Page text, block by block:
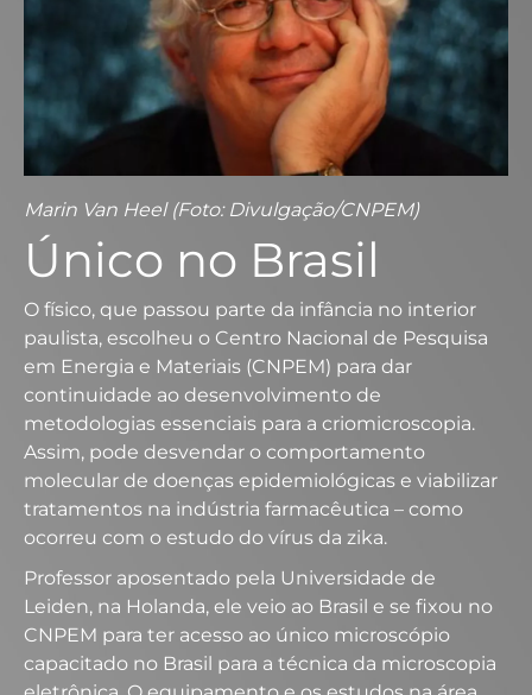
Marin Van Heel (Foto: Divulgação/CNPEM)
Único no Brasil
O físico, que passou parte da infância no interior
paulista, escolheu o Centro Nacional de Pesquisa
em Energia e Materiais (CNPEM) para dar
continuidade ao desenvolvimento de
metodologias essenciais para a criomicroscopia.
Assim, pode desvendar o comportamento
molecular de doenças epidemiológicas e viabilizar
tratamentos na indústria farmacêutica – como
ocorreu com o estudo do vírus da zika.
Professor aposentado pela Universidade de
Leiden, na Holanda, ele veio ao Brasil e se fixou no
CNPEM para ter acesso ao único microscópio
capacitado no Brasil para a técnica da microscopia